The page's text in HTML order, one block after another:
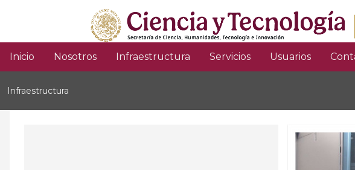
principal
Domain
menu
for
Inicio Nosotros Infraestructura Servicios Usuarios
Infraestructura